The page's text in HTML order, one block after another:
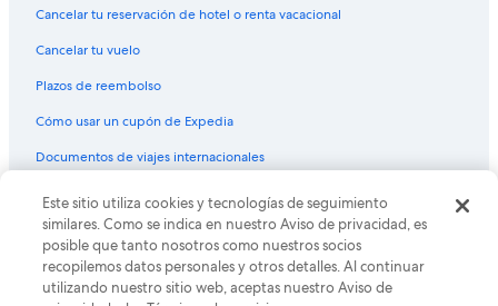
Cancelar tu reservación de hotel o renta vacacional
Cancelar tu vuelo
Plazos de reembolso
Cómo usar un cupón de Expedia
Documentos de viajes internacionales
© 2026 Expedia, Inc., una empresa de Expedia Group. Todos los
derechos reservados. Expedia y el logo de Expedia son marcas
registradas o marcas comerciales de Expedia, Inc. CST# 2029030-50.
Este sitio utiliza cookies y tecnologías de seguimiento
similares. Como se indica en nuestro Aviso de privacidad, es
posible que tanto nosotros como nuestros socios
recopilemos datos personales y otros detalles. Al continuar
utilizando nuestro sitio web, aceptas nuestro Aviso de